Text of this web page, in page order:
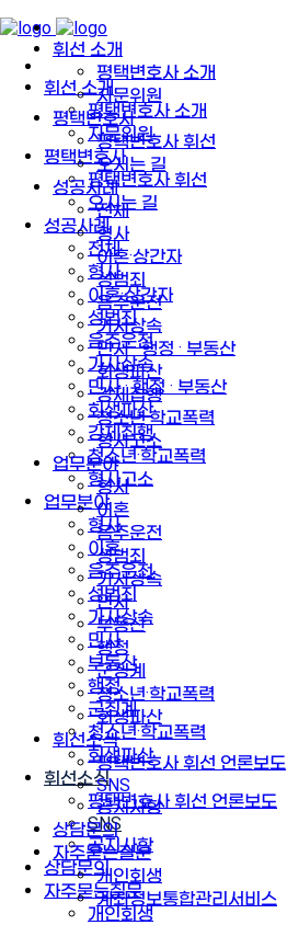
휘선 소개
평택변호사 소개
자문위원
평택변호사
평택변호사 휘선
오시는 길
성공사례
전체
형사
이혼·상간자
성범죄
음주운전
가사상속
민사 · 행정 · 부동산
회생파산
강제집행
청소년·학교폭력
형사고소
업무분야
형사
이혼
음주운전
성범죄
가사상속
민사
부동산
행정
군징계
청소년·학교폭력
회생파산
휘선소식
평택변호사 휘선 언론보도
SNS
공지사항
상담문의
자주묻는질문
개인회생
휘선 소개
평택변호사 소개
자문위원
평택변호사
평택변호사 휘선
오시는 길
성공사례
전체
형사
이혼·상간자
성범죄
음주운전
가사상속
민사 · 행정 · 부동산
회생파산
강제집행
청소년·학교폭력
형사고소
업무분야
형사
이혼
음주운전
성범죄
가사상속
민사
부동산
행정
군징계
청소년·학교폭력
회생파산
휘선소식
평택변호사 휘선 언론보도
SNS
공지사항
상담문의
자주묻는질문
개인회생
계좌정보통합관리서비스